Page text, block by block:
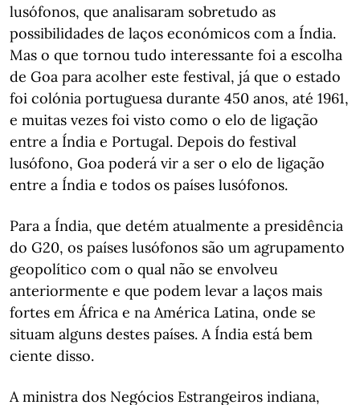
lusófonos, que analisaram sobretudo as
possibilidades de laços económicos com a Índia.
Mas o que tornou tudo interessante foi a escolha
de Goa para acolher este festival, já que o estado
foi colónia portuguesa durante 450 anos, até 1961,
e muitas vezes foi visto como o elo de ligação
entre a Índia e Portugal. Depois do festival
lusófono, Goa poderá vir a ser o elo de ligação
entre a Índia e todos os países lusófonos.
Para a Índia, que detém atualmente a presidência
do G20, os países lusófonos são um agrupamento
geopolítico com o qual não se envolveu
anteriormente e que podem levar a laços mais
fortes em África e na América Latina, onde se
situam alguns destes países. A Índia está bem
ciente disso.
A ministra dos Negócios Estrangeiros indiana,